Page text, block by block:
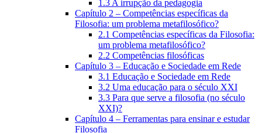
1.3 A irrupção da pedagogia
Capítulo 2 – Competências específicas da
Filosofia: um problema metafilosófico?
2.1 Competências específicas da Filosofia:
um problema metafilosófico?
2.2 Competências filosóficas
Capítulo 3 – Educação e Sociedade em Rede
3.1 Educação e Sociedade em Rede
3.2 Uma educação para o século XXI
3.3 Para que serve a filosofia (no século
XXI)?
Capítulo 4 – Ferramentas para ensinar e estudar
Filosofia